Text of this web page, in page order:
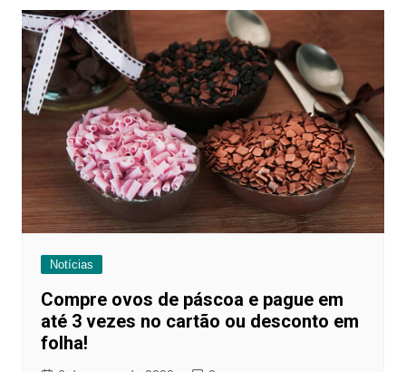
Notícias
Compre ovos de páscoa e pague em
até 3 vezes no cartão ou desconto em
folha!